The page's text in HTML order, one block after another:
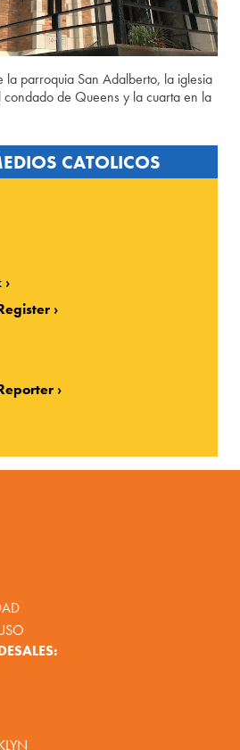
la parroquia San Adalberto, la iglesia
condado de Queens y la cuarta en la
CATOLICOS